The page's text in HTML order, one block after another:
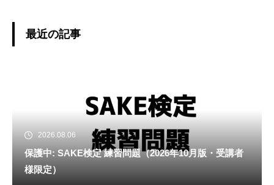
最近の記事
2026.08.06
保護中: SAKE検定 練習問題（2026年10月版・受講者
様限定）